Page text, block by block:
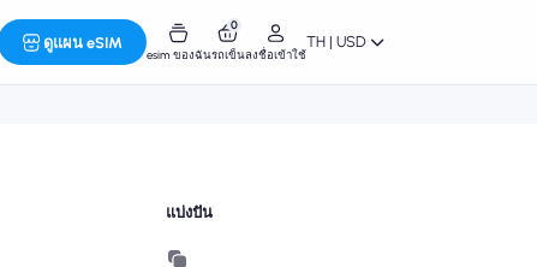
ดูแผน eSIM
esim ของฉัน
0
รถเข็นลงชื่อเข้าใช้
TH | USD
แบ่งปัน